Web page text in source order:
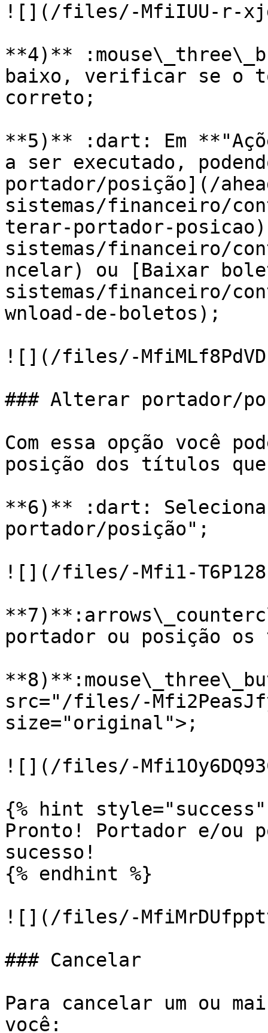
![](/files/-MfiIUU-r-
**4)**
baixo, verificar se o
correto;
**5)** :dart: Em
a ser executado,
portador/posição](/
sistemas/financeiro/
terar-portador-
sistemas/financeiro/
ncelar) ou [Baixar
sistemas/financeiro/
wnload-de-boletos);
![](/files/-
### Alterar portador/
Com essa opção você
posição dos títulos
**6)** :dart:
portador/posição";
![](/files/-Mfi1-
portador ou posição
src="/files/-
size="original">;
![](/files/-
{% hint style="success"
Pronto! Portador e/ou
sucesso!
{% endhint %}
![](/files/-
### Cancelar
Para cancelar um ou
você: